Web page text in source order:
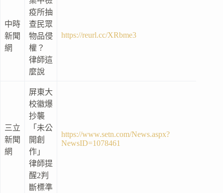
中時
新聞
網
疫所抽
查民眾
物品侵
權？
律師這
麼說
https://reurl.cc/XRbme3
三立
新聞
網
屏東大
校徽爆
抄襲
「未公
開創
作」
律師提
醒2判
斷標準
https://www.setn.com/News.aspx?
NewsID=1078461